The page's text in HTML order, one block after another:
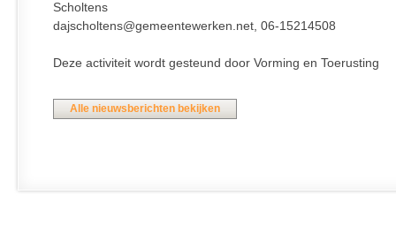
Scholtens
dajscholtens@gemeentewerken.net, 06-15214508
Deze activiteit wordt gesteund door Vorming en Toerusting
Alle nieuwsberichten bekijken